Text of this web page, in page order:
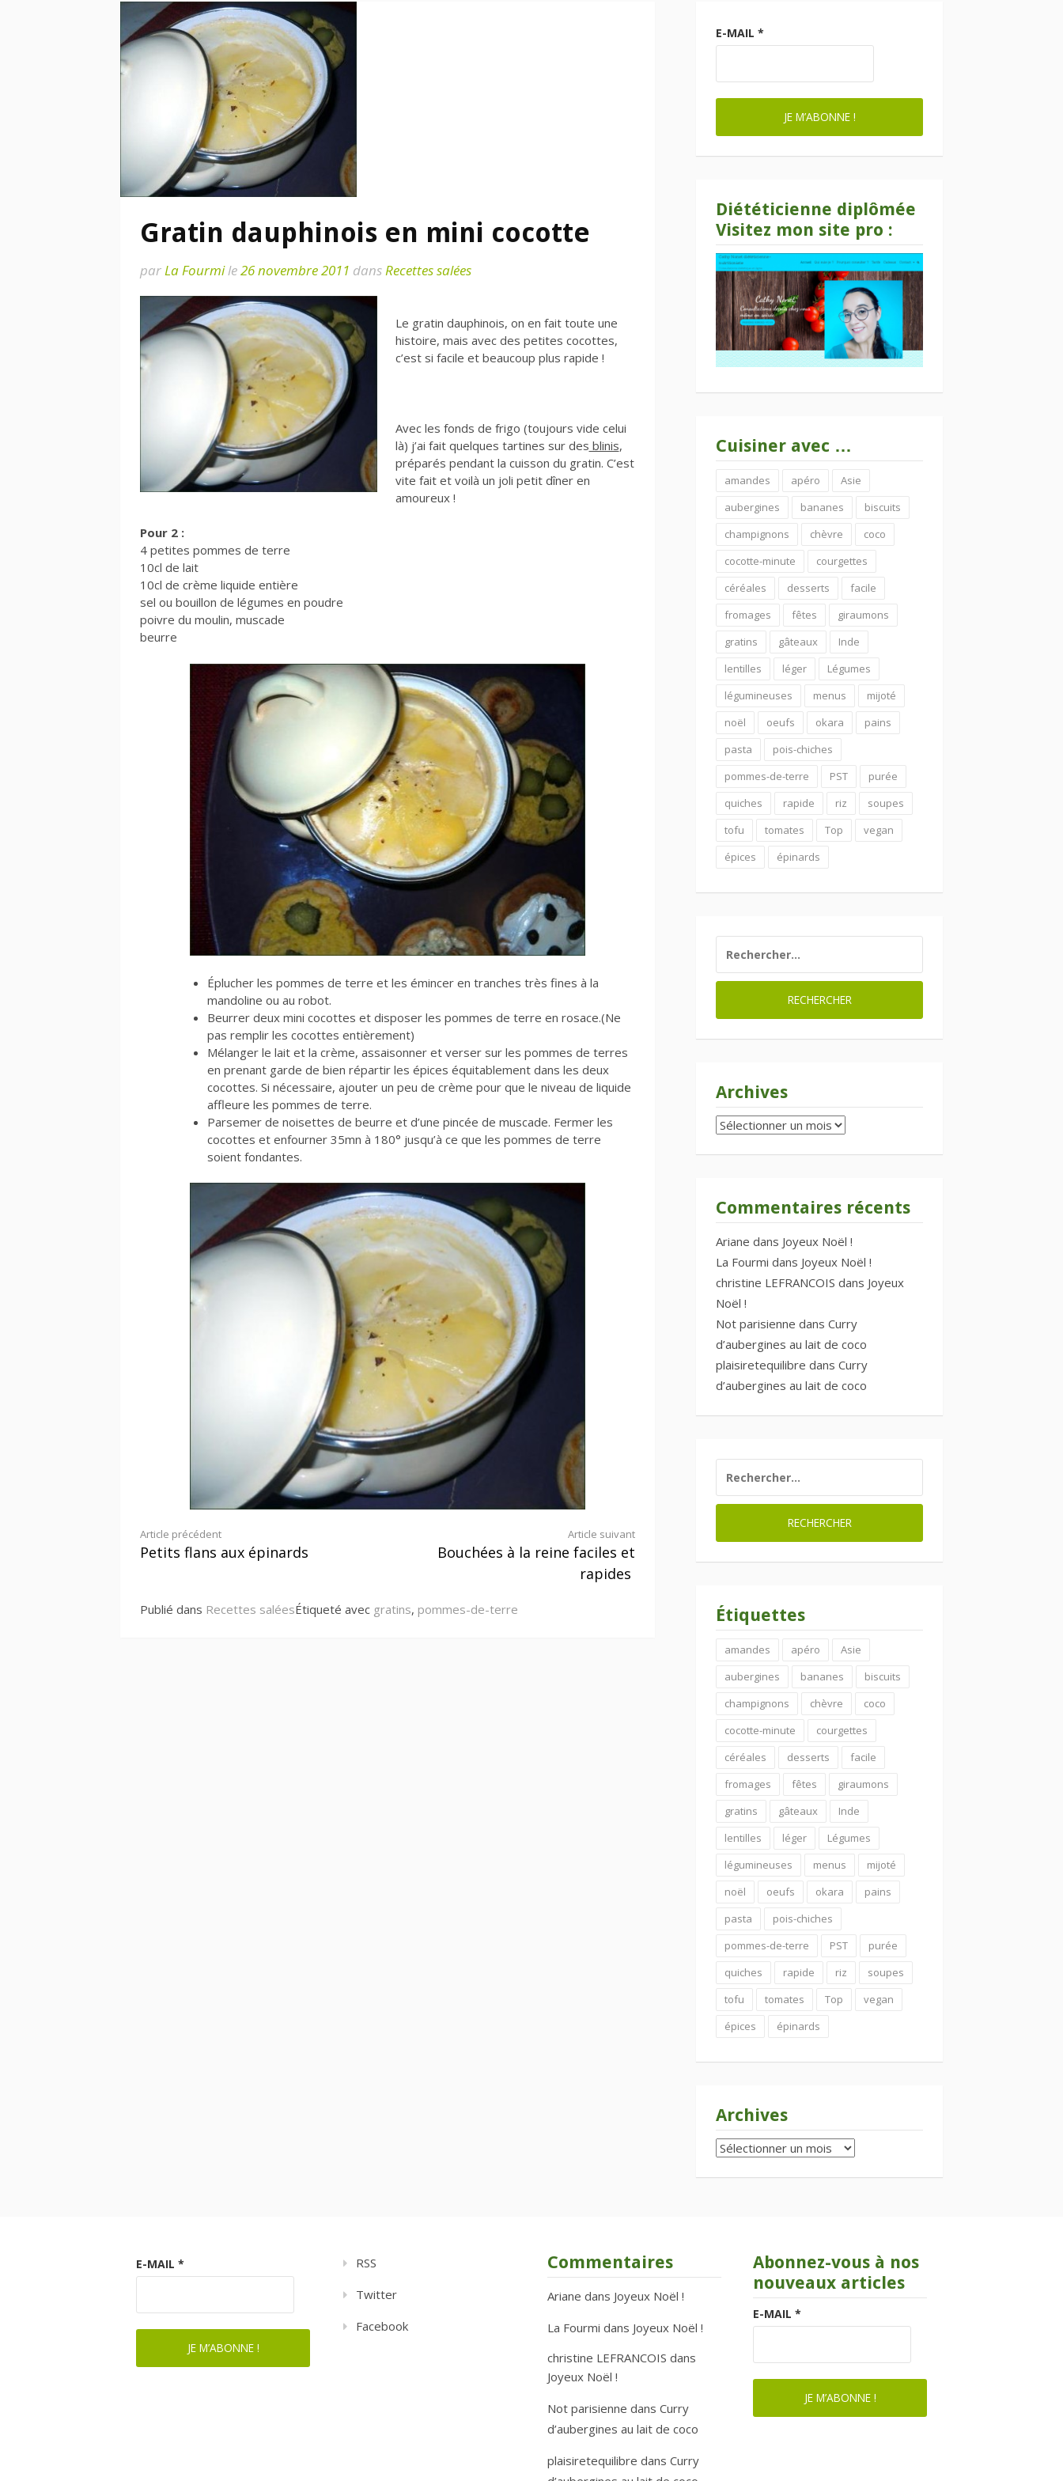
Gratin dauphinois en mini cocotte
parLa Fourmile26 novembre 2011 dansRecettes salées
Le gratin dauphinois, on en fait toute une
histoire, mais avec des petites cocottes,
c’est si facile et beaucoup plus rapide !
Avec les fonds de frigo (toujours vide celui
là) j’ai fait quelques tartines sur des blinis,
préparés pendant la cuisson du gratin. C’est
vite fait et voilà un joli petit dîner en
amoureux !
Pour 2 :
4 petites pommes de terre
10cl de lait
10cl de crème liquide entière
sel ou bouillon de légumes en poudre
poivre du moulin, muscade
beurre
Éplucher les pommes de terre et les émincer en tranches très fines à la
mandoline ou au robot.
Beurrer deux mini cocottes et disposer les pommes de terre en rosace.(Ne
pas remplir les cocottes entièrement)
Mélanger le lait et la crème, assaisonner et verser sur les pommes de terres
en prenant garde de bien répartir les épices équitablement dans les deux
cocottes. Si nécessaire, ajouter un peu de crème pour que le niveau de liquide
affleure les pommes de terre.
Parsemer de noisettes de beurre et d’une pincée de muscade. Fermer les
cocottes et enfourner 35mn à 180° jusqu’à ce que les pommes de terre
soient fondantes.
Lire
Article précédent
Petits flans aux épinards
Article suivant
Bouchées à la reine faciles et
rapides
Publié dans Recettes saléesÉtiqueté avec gratins, pommes-de-terre
E-MAIL *
Diététicienne diplômée
Visitez mon site pro :
Cuisiner avec …
amandes apéro
Asie
aubergines
bananes
biscuits
champignons
chèvre
coco
cocotte-minute
courgettes
céréales
desserts
facile
fromages
fêtes
giraumons
gratins
gâteaux
Inde
lentilles
léger
Légumes
légumineuses
menus
mijoté
noël
oeufs okara
pains
pasta
pois-chiches
pommes-de-terre
PST
purée
quiches
rapide riz
soupes
tofu
tomates Top
vegan
épices
épinards
Archives
Archives
Commentaires récents
Ariane dans Joyeux Noël !
La Fourmi dans Joyeux Noël !
christine LEFRANCOIS dans Joyeux
Noël !
Not parisienne dans Curry
d’aubergines au lait de coco
plaisiretequilibre dans Curry
d’aubergines au lait de coco
Étiquettes
amandes apéro
Asie
aubergines
bananes
biscuits
champignons
chèvre
coco
cocotte-minute
courgettes
céréales
desserts
facile
fromages
fêtes
giraumons
gratins
gâteaux
Inde
lentilles
léger
Légumes
légumineuses
menus
mijoté
noël
oeufs okara
pains
pasta
pois-chiches
pommes-de-terre
PST
purée
quiches
rapide riz
soupes
tofu
tomates Top
vegan
épices
épinards
Archives
Archives
E-MAIL *
RSS
Twitter
Facebook
Commentaires
Ariane dans Joyeux Noël !
La Fourmi dans Joyeux Noël !
christine LEFRANCOIS dans
Joyeux Noël !
Not parisienne dans Curry
d’aubergines au lait de coco
plaisiretequilibre dans Curry
Abonnez-vous à nos
nouveaux articles
E-MAIL *